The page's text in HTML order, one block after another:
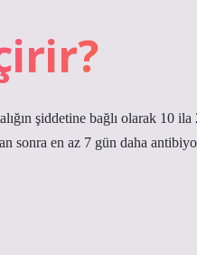
şiddetine bağlı olarak 10 ila
sonra en az 7 gün daha